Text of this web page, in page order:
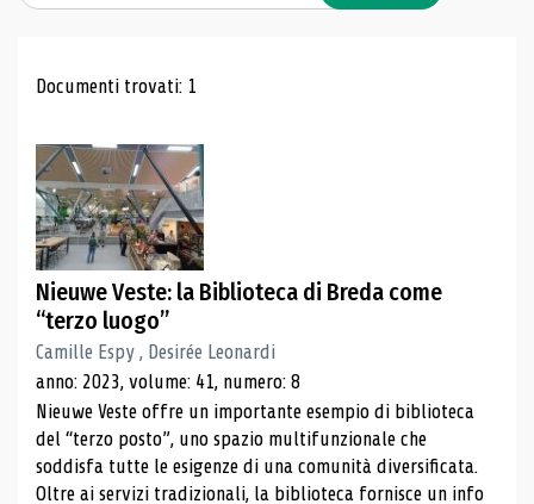
Risultati di ricerca
Documenti trovati: 1
Nieuwe Veste: la Biblioteca di Breda come
“terzo luogo”
Camille Espy , Desirée Leonardi
anno: 2023, volume: 41, numero: 8
Nieuwe Veste offre un importante esempio di biblioteca
del “terzo posto”, uno spazio multifunzionale che
soddisfa tutte le esigenze di una comunità diversificata.
Oltre ai servizi tradizionali, la biblioteca fornisce un info